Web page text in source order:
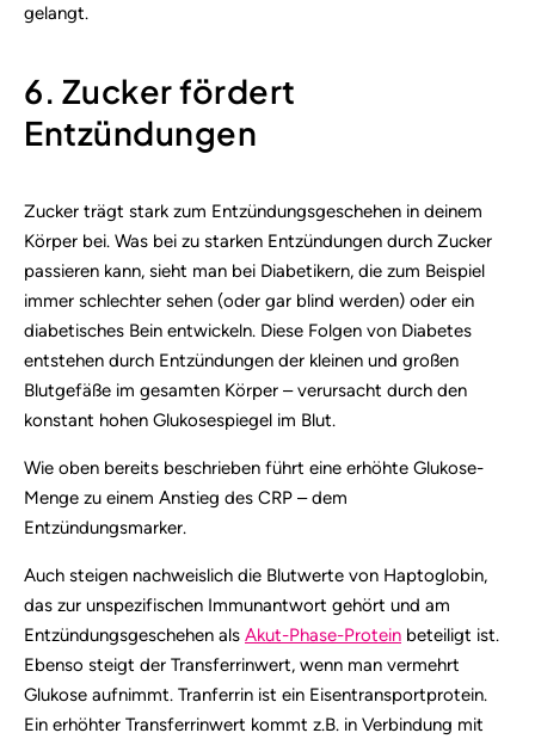
gelangt.
6. Zucker fördert
Entzündungen
Zucker trägt stark zum Entzündungsgeschehen in deinem
Körper bei. Was bei zu starken Entzündungen durch Zucker
passieren kann, sieht man bei Diabetikern, die zum Beispiel
immer schlechter sehen (oder gar blind werden) oder ein
diabetisches Bein entwickeln. Diese Folgen von Diabetes
entstehen durch Entzündungen der kleinen und großen
Blutgefäße im gesamten Körper – verursacht durch den
konstant hohen Glukosespiegel im Blut.
Wie oben bereits beschrieben führt eine erhöhte Glukose-
Menge zu einem Anstieg des CRP – dem
Entzündungsmarker.
Auch steigen nachweislich die Blutwerte von Haptoglobin,
das zur unspezifischen Immunantwort gehört und am
Entzündungsgeschehen als Akut-Phase-Protein beteiligt ist.
Ebenso steigt der Transferrinwert, wenn man vermehrt
Glukose aufnimmt. Tranferrin ist ein Eisentransportprotein.
Ein erhöhter Transferrinwert kommt z.B. in Verbindung mit